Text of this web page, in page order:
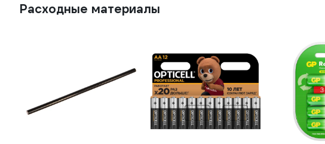
Расходные материалы